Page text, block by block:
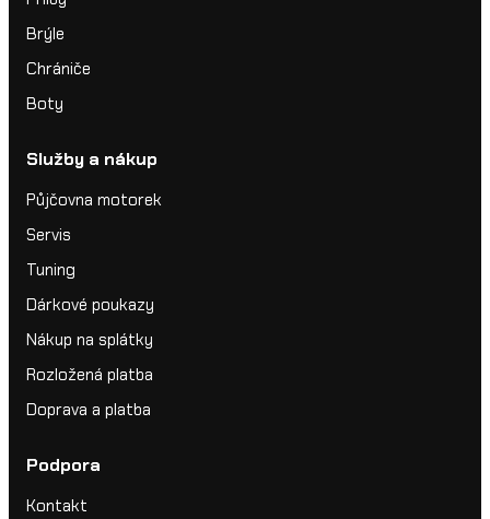
Brýle
Chrániče
Boty
Služby a nákup
Půjčovna motorek
Servis
Tuning
Dárkové poukazy
Nákup na splátky
Rozložená platba
Doprava a platba
Podpora
Kontakt